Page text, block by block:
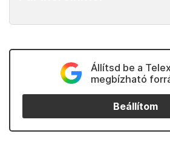
Állítsd be a
megbízható
Beállítom